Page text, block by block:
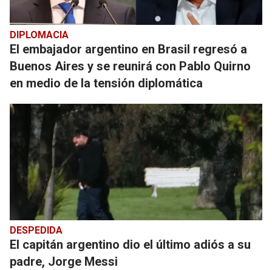
DIPLOMACIA
El embajador argentino en Brasil regresó a
Buenos Aires y se reunirá con Pablo Quirno
en medio de la tensión diplomática
DESPEDIDA
El capitán argentino dio el último adiós a su
padre, Jorge Messi